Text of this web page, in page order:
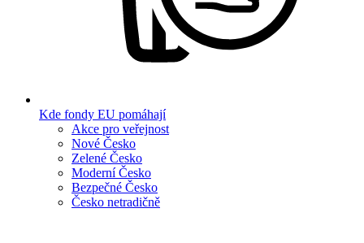
Kde fondy EU pomáhají
Akce pro veřejnost
Nové Česko
Zelené Česko
Moderní Česko
Bezpečné Česko
Česko netradičně